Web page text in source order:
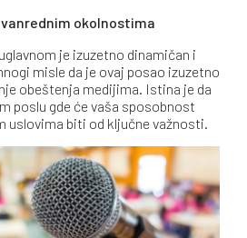
okolnostima
je izuzetno dinamičan i
misle da je ovaj posao izuzetno
obeštenja medijima. Istina je da
poslu gde će vaša sposobnost
uslovima biti od ključne važnosti.